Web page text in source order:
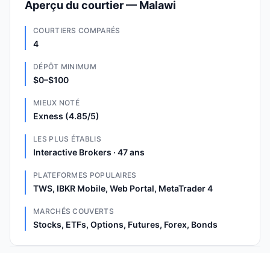
Aperçu du courtier — Malawi
COURTIERS COMPARÉS
4
DÉPÔT MINIMUM
$0–$100
MIEUX NOTÉ
Exness (4.85/5)
LES PLUS ÉTABLIS
Interactive Brokers · 47 ans
PLATEFORMES POPULAIRES
TWS, IBKR Mobile, Web Portal, MetaTrader 4
MARCHÉS COUVERTS
Stocks, ETFs, Options, Futures, Forex, Bonds